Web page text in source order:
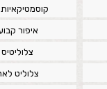
איפור
צלוליט